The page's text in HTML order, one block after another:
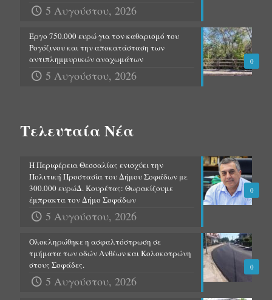
5 Αυγούστου, 2026
0
Έργο 750.000 ευρώ για τον καθαρισμό του
Ρογόζινου και την αποκατάσταση των
αντιπλημμυρικών αναχωμάτων
5 Αυγούστου, 2026
Τελευταία Νέα
0
Η Περιφέρεια Θεσσαλίας ενισχύει την
Πολιτική Προστασία του Δήμου Σοφάδων με
300.000 ευρώΔ. Κουρέτας: Θωρακίζουμε
έμπρακτα τον Δήμο Σοφάδων
5 Αυγούστου, 2026
0
Ολοκληρώθηκε η ασφαλτόστρωση σε
τμήματα των οδών Ανθέων και Κολοκοτρώνη
στους Σοφάδες.
5 Αυγούστου, 2026